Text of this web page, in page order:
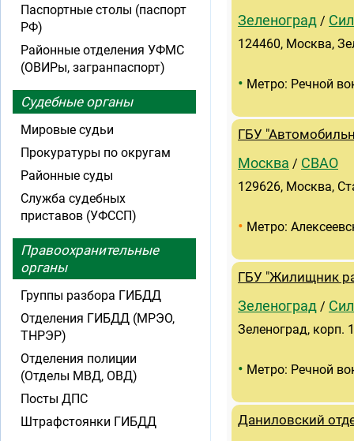
Зеленоград /
124460, Москва,
• Метро: Речной
ГБУ
Москва / СВАО
129626, Москва,
• Метро:
ГБУ "Жилищник
Зеленоград /
Зеленоград, корп.
• Метро: Речной
Даниловский
Паспортные столы (паспорт
РФ)
Районные отделения УФМС
(ОВИРы, загранпаспорт)
Судебные органы
Мировые судьи
Прокуратуры по округам
Районные суды
Служба судебных
приставов (УФССП)
Правоохранительные
органы
Группы разбора ГИБДД
Отделения ГИБДД (МРЭО,
ТНРЭР)
Отделения полиции
(Отделы МВД, ОВД)
Посты ДПС
Штрафстоянки ГИБДД